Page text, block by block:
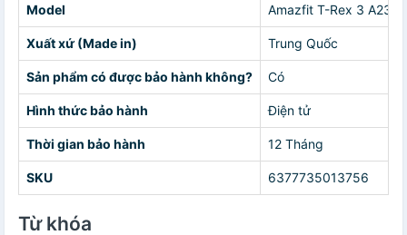
Model Amazfit T-Rex 3 A2323
Xuất xứ (Made in) Trung Quốc
Sản phẩm có được bảo hành không? Có
Hình thức bảo hành Điện tử
Thời gian bảo hành 12 Tháng
SKU 6377735013756
Từ khóa